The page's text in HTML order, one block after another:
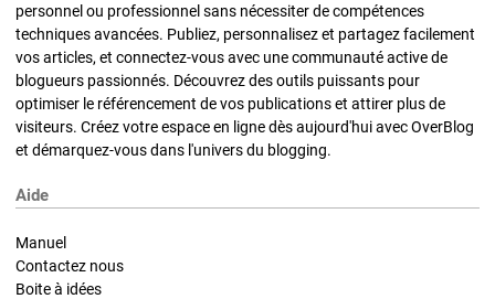
personnel ou professionnel sans nécessiter de compétences
techniques avancées. Publiez, personnalisez et partagez facilement
vos articles, et connectez-vous avec une communauté active de
blogueurs passionnés. Découvrez des outils puissants pour
optimiser le référencement de vos publications et attirer plus de
visiteurs. Créez votre espace en ligne dès aujourd'hui avec OverBlog
et démarquez-vous dans l'univers du blogging.
Aide
Manuel
Contactez nous
Boite à idées